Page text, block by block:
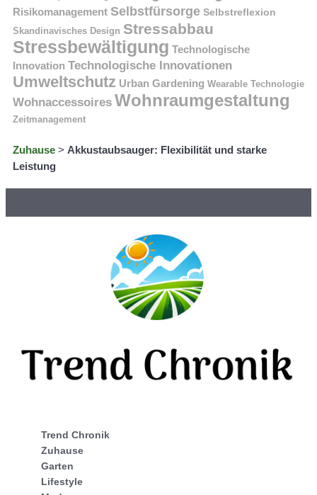
Risikomanagement Selbstfürsorge Selbstreflexion
Skandinavisches Design Stressabbau
Stressbewältigung Technologische
Innovation Technologische Innovationen
Umweltschutz Urban Gardening Wearable Technologie
Wohnaccessoires Wohnraumgestaltung
Zeitmanagement
Zuhause > Akkustaubsauger: Flexibilität und starke
Leistung
Trend Chronik
Zuhause
Garten
Lifestyle